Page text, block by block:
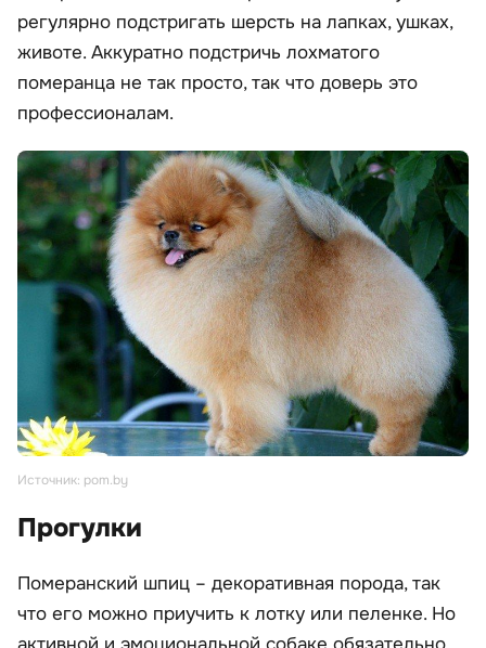
регулярно подстригать шерсть на лапках, ушках,
животе. Аккуратно подстричь лохматого
померанца не так просто, так что доверь это
профессионалам.
Источник: pom.by
Прогулки
Померанский шпиц – декоративная порода, так
что его можно приучить к лотку или пеленке. Но